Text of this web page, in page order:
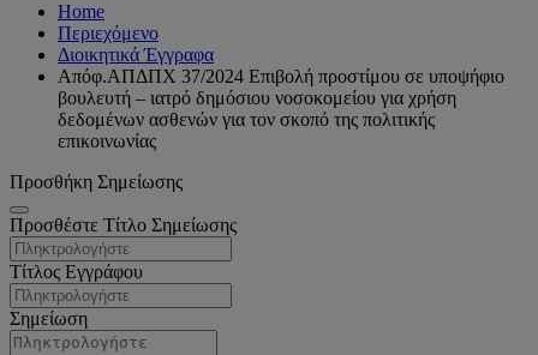
Home
Περιεχόμενο
Διοικητικά Έγγραφα
Απόφ.ΑΠΔΠΧ 37/2024 Επιβολή προστίμου σε υποψήφιο
βουλευτή – ιατρό δημόσιου νοσοκομείου για χρήση
δεδομένων ασθενών για τον σκοπό της πολιτικής
επικοινωνίας
Προσθήκη Σημείωσης
Προσθέστε Τίτλο Σημείωσης
Τίτλος Εγγράφου
Σημείωση